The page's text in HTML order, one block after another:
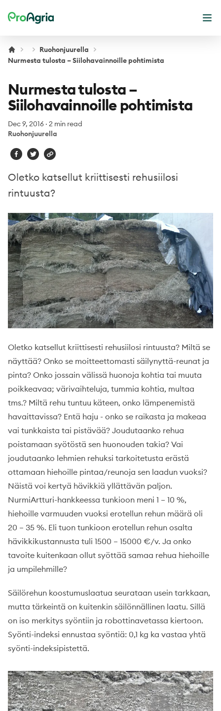
ProAgria
Ruohonjuurella
Nurmesta tulosta – Siilohavainnoille pohtimista
Nurmesta tulosta –
Siilohavainnoille pohtimista
Dec 9, 2016 · 2 min read
Ruohonjuurella
Oletko katsellut kriittisesti rehusiilosi
rintuusta?
Oletko katsellut kriittisesti rehusiilosi rintuusta? Miltä se
näyttää? Onko se moitteettomasti säilynyttä-reunat ja
pinta? Onko jossain välissä huonoja kohtia tai muuta
poikkeavaa; värivaihteluja, tummia kohtia, multaa
tms.? Miltä rehu tuntuu käteen, onko lämpenemistä
havaittavissa? Entä haju - onko se raikasta ja makeaa
vai tunkkaista tai pistävää? Joudutaanko rehua
poistamaan syötöstä sen huonouden takia? Vai
joudutaanko lehmien rehuksi tarkoitetusta erästä
ottamaan hiehoille pintaa/reunoja sen laadun vuoksi?
Näistä voi kertyä hävikkiä yllättävän paljon.
NurmiArtturi-hankkeessa tunkioon meni 1 – 10 %,
hiehoille varmuuden vuoksi erotellun rehun määrä oli
20 – 35 %. Eli tuon tunkioon erotellun rehun osalta
hävikkikustannusta tuli 1500 – 15000 €/v. Ja onko
tavoite kuitenkaan ollut syöttää samaa rehua hiehoille
ja umpilehmille?
Säilörehun koostumuslaatua seurataan usein tarkkaan,
mutta tärkeintä on kuitenkin säilönnällinen laatu. Sillä
on iso merkitys syöntiin ja robottinavetassa kiertoon.
Syönti-indeksi ennustaa syöntiä: 0,1 kg ka vastaa yhtä
syönti-indeksipistettä.